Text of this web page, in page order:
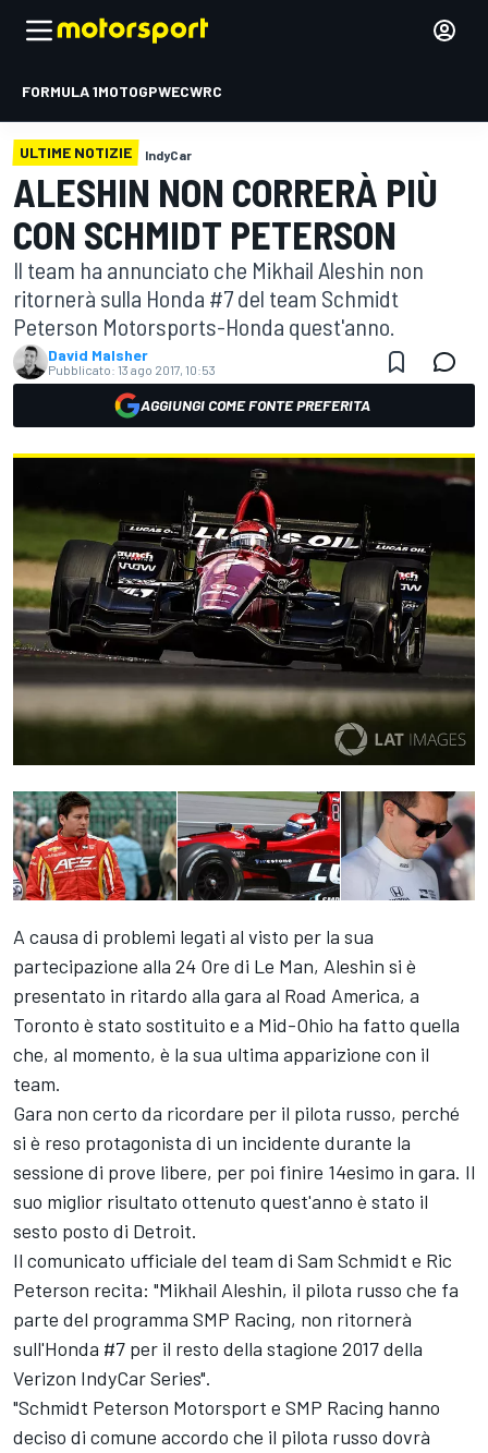
FORMULA 1MOTOGPWECWRC
ULTIME NOTIZIE IndyCar
ALESHIN NON CORRERÀ PIÙ
CON SCHMIDT PETERSON
Il team ha annunciato che Mikhail Aleshin non
ritornerà sulla Honda #7 del team Schmidt
Peterson Motorsports-Honda quest'anno.
David Malsher
Pubblicato: 13 ago 2017, 10:53
AGGIUNGI COME FONTE PREFERITA
A causa di problemi legati al visto per la sua
partecipazione alla 24 Ore di Le Man, Aleshin si è
presentato in ritardo alla gara al Road America, a
Toronto è stato sostituito e a Mid-Ohio ha fatto quella
che, al momento, è la sua ultima apparizione con il
team.
Gara non certo da ricordare per il pilota russo, perché
si è reso protagonista di un incidente durante la
sessione di prove libere, per poi finire 14esimo in gara. Il
suo miglior risultato ottenuto quest'anno è stato il
sesto posto di Detroit.
Il comunicato ufficiale del team di Sam Schmidt e Ric
Peterson recita: "Mikhail Aleshin, il pilota russo che fa
parte del programma SMP Racing, non ritornerà
sull'Honda #7 per il resto della stagione 2017 della
Verizon IndyCar Series".
"Schmidt Peterson Motorsport e SMP Racing hanno
deciso di comune accordo che il pilota russo dovrà